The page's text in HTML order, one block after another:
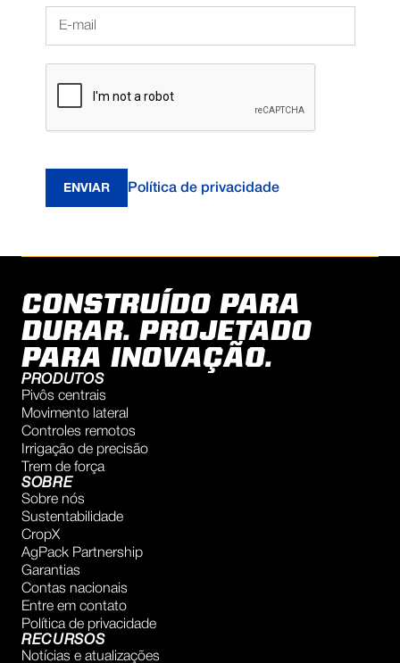
Política de privacidade
CONSTRUÍDO PARA
DURAR. PROJETADO
PARA INOVAÇÃO.
PRODUTOS
Pivôs centrais
Movimento lateral
Controles remotos
Irrigação de precisão
Trem de força
SOBRE
Sobre nós
Sustentabilidade
CropX
AgPack Partnership
Garantias
Contas nacionais
Entre em contato
Política de privacidade
RECURSOS
Notícias e atualizações